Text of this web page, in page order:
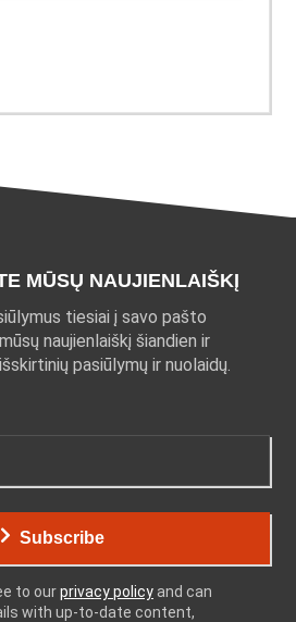
MŪSŲ NAUJIENLAIŠKĮ
tiesiai į savo pašto
naujienlaiškį šiandien ir
pasiūlymų ir nuolaidų.
Subscribe
to ourprivacy policy and can
with up-to-date content,